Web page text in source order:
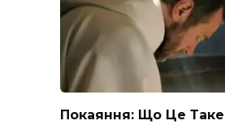
Покаяння: Що Це